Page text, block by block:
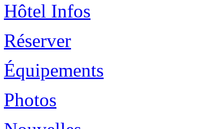
Hôtel Infos
Réserver
Équipements
Photos